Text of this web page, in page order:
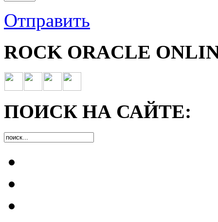
Отправить
ROCK ORACLE
ПОИСК НА САЙТЕ: